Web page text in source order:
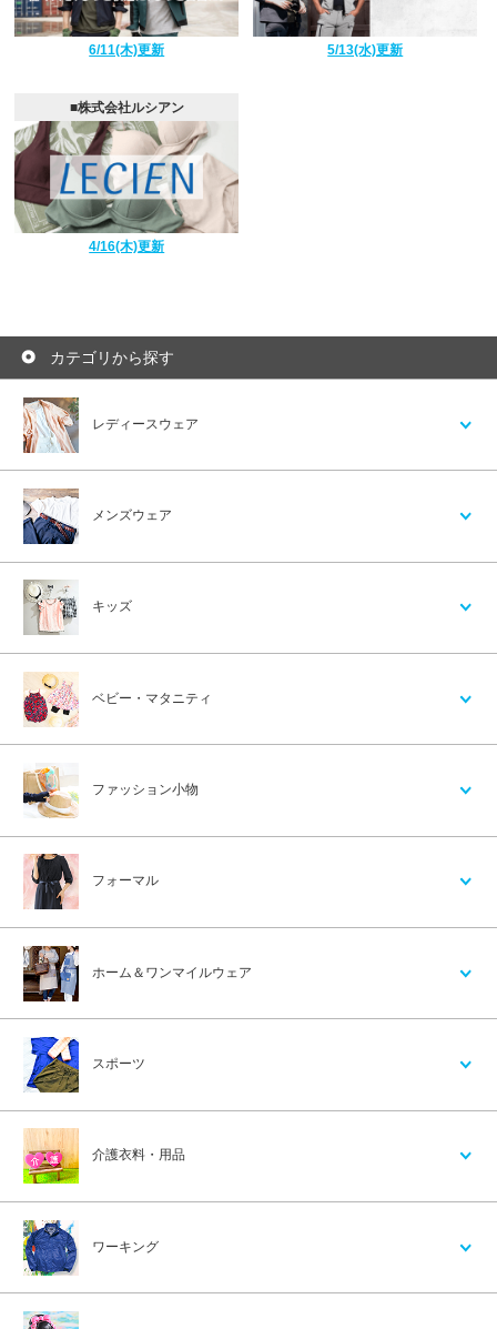
6/11(木)更新 5/13(水)更新
■株式会社ルシアン
4/16(木)更新
カテゴリから探す
レディースウェア
メンズウェア
キッズ
ベビー・マタニティ
ファッション小物
フォーマル
ホーム＆ワンマイルウェア
スポーツ
介護衣料・用品
ワーキング